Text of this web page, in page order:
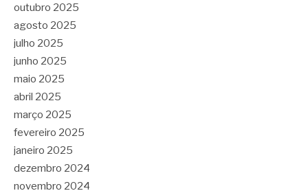
outubro 2025
agosto 2025
julho 2025
junho 2025
maio 2025
abril 2025
março 2025
fevereiro 2025
janeiro 2025
dezembro 2024
novembro 2024